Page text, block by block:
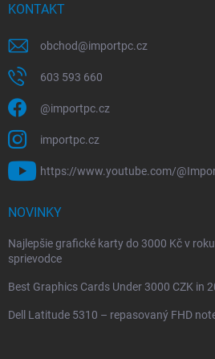
KONTAKT
obchod@importpc.cz
603 593 660
@importpc.cz
importpc.cz
https://www.youtube.com/
NOVINKY
Najlepšie grafické karty do 3000 Kč v
sprievodce
Best Graphics Cards Under 3000 CZK in
Dell Latitude 5310 – repasovaný FHD